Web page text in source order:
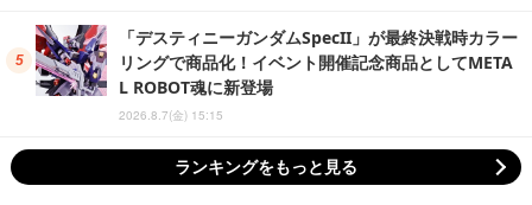
「デスティニーガンダムSpecII」が最終決戦時カラー
リングで商品化！イベント開催記念商品としてMETA
L ROBOT魂に新登場
2026.8.7(金) 15:15
ランキングをもっと見る